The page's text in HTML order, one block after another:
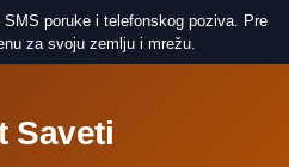
poruke i telefonskog poziva. Pre
za svoju zemlju i mrežu.
Saveti